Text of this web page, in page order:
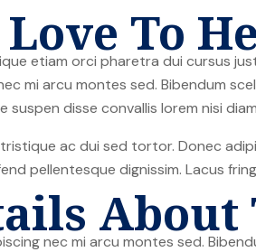
To
etiam orci pharetra dui cursus
mi arcu montes sed. Bibendum
suspen disse convallis lorem nisi
ac dui sed tortor. Donec
pellentesque dignissim. Lacus
About
nec mi arcu montes sed.